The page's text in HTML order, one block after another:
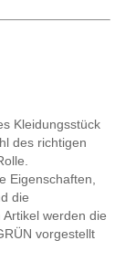
Kleidungsstück
des richtigen
Eigenschaften,
die
werden die
vorgestellt